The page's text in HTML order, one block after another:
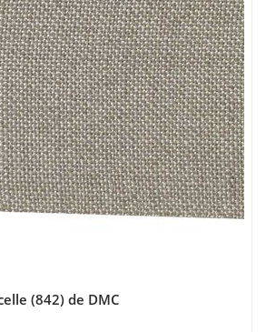
(842) de DMC